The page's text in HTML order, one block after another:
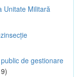
Unitate Militară
de gestionare